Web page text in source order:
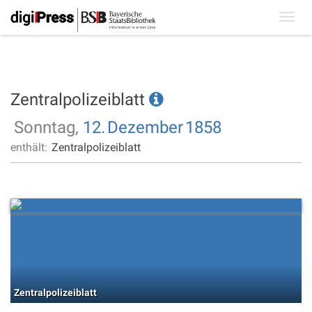
Zentralpolizeiblatt
Sonntag, 12. Dezember1858
enthält: Zentralpolizeiblatt
Zentralpolizeiblatt